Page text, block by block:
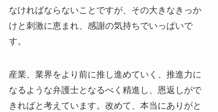
なければならないことですが、その大きなきっか
けと刺激に恵まれ、感謝の気持ちでいっぱいで
す。
産業、業界をより前に推し進めていく、推進力に
なるような弁護士となるべく精進し、恩返しがで
きればと考えています。改めて、本当にありがと